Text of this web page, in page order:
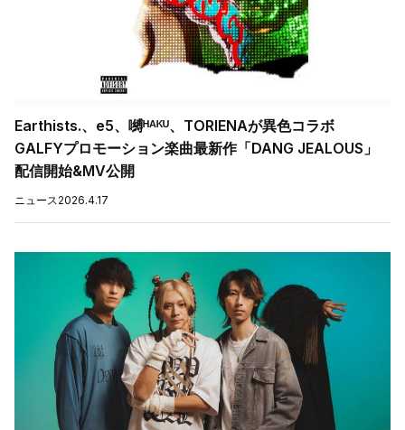
Earthists.、e5、嚩ᴴᴬᴷᵁ、TORIENAが異色コラボ
GALFYプロモーション楽曲最新作「DANG JEALOUS」
配信開始&MV公開
ニュース2026.4.17